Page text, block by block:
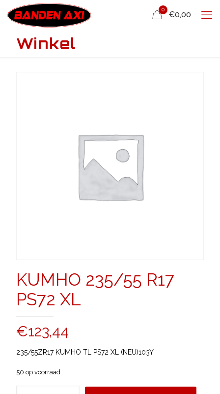
0
€0,00
Winkel
KUMHO 235/55 R17
PS72 XL
€123,44
235/55ZR17 KUMHO TL PS72 XL (NEU)103Y
50 op voorraad